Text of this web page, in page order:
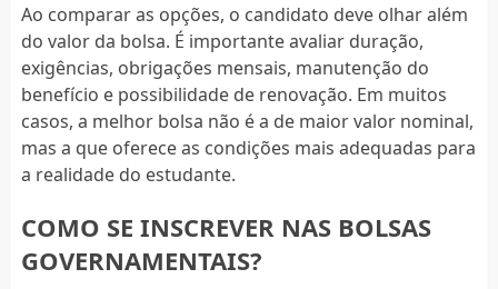
Ao comparar as opções, o candidato deve olhar além
do valor da bolsa. É importante avaliar duração,
exigências, obrigações mensais, manutenção do
benefício e possibilidade de renovação. Em muitos
casos, a melhor bolsa não é a de maior valor nominal,
mas a que oferece as condições mais adequadas para
a realidade do estudante.
COMO SE INSCREVER NAS BOLSAS
GOVERNAMENTAIS?